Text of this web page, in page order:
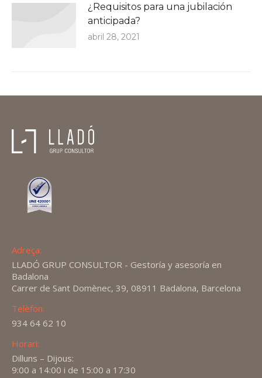
¿Requisitos para una jubilación
anticipada?
abril 28, 2021
Adreça:
LLADÓ GRUP CONSULTOR - Gestoría y asesoría en
Badalona
Carrer de Sant Domènec, 39, 08911 Badalona, Barcelona
Telèfon:
934 64 62 10
Horari:
Dilluns – Dijous:
9:00 a 14:00 i de 15:00 a 17:30